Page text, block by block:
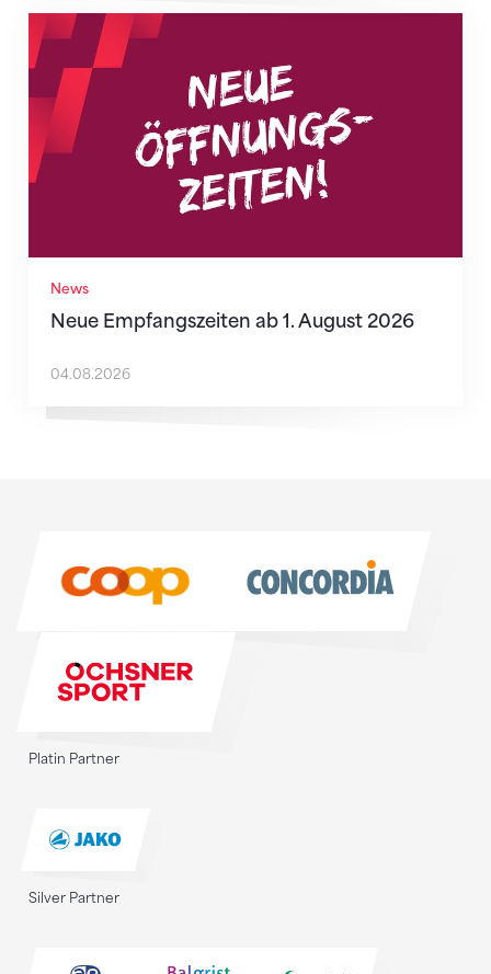
News
Neue Empfangszeiten ab 1. August 2026
Neue Empfangszeiten ab 1. August 2026
04.08.2026
Platin Partner
Silver Partner